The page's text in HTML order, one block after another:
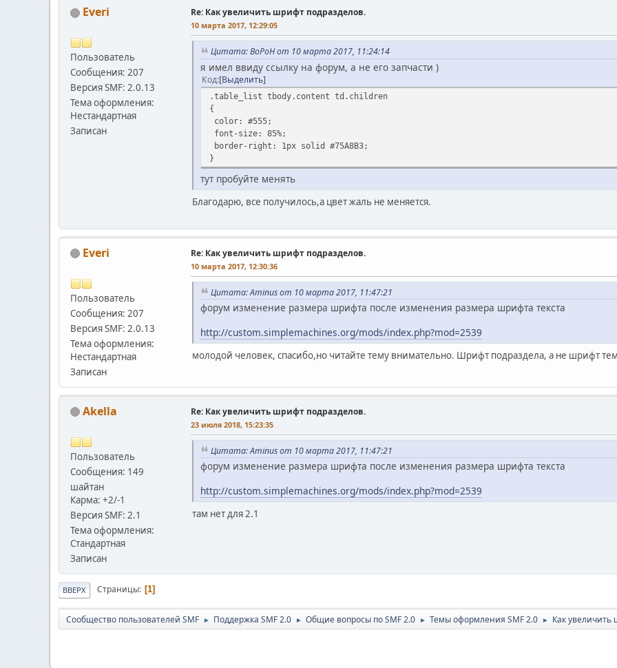
Everi
Пользователь
Сообщения: 207
Версия SMF: 2.0.13
Тема оформления:
Нестандартная
Записан
Re: Как увеличить шрифт подразделов.
10 марта 2017, 12:29:05
Цитата: BoPoH от 10 марта 2017, 11:24:14
я имел ввиду ссылку на форум, а не его запчасти )
Код Выделить
.table_list tbody.content td.children
{
color: #555;
font-size: 85%;
border-right: 1px solid #75A8B3;
}
тут пробуйте менять
Благодарю, все получилось,а цвет жаль не меняется.
Everi
Пользователь
Сообщения: 207
Версия SMF: 2.0.13
Тема оформления:
Нестандартная
Записан
Re: Как увеличить шрифт подразделов.
10 марта 2017, 12:30:36
Цитата: Aminus от 10 марта 2017, 11:47:21
форум изменение размера шрифта после изменения размера шрифта текста
http://custom.simplemachines.org/mods/index.php?mod=2539
молодой человек, спасибо,но читайте тему внимательно. Шрифт подраздела, а не шрифт
Akellа
Пользователь
Сообщения: 149
шайтан
Карма: +2/-1
Версия SMF: 2.1
Тема оформления:
Стандартная
Записан
Re: Как увеличить шрифт подразделов.
23 июля 2018, 15:23:35
Цитата: Aminus от 10 марта 2017, 11:47:21
форум изменение размера шрифта после изменения размера шрифта текста
http://custom.simplemachines.org/mods/index.php?mod=2539
там нет для 2.1
ВВЕРХ Страницы 1
Cообщество пользователей SMF ► Поддержка SMF 2.0 ► Общие вопросы по SMF 2.0 ► Темы оформления SMF 2.0 ► Как увеличить